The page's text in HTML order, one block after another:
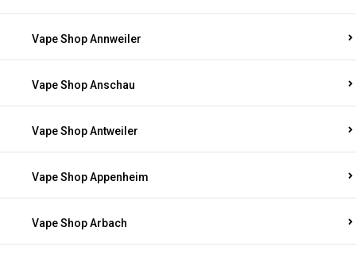
Vape Shop Annweiler
Vape Shop Anschau
Vape Shop Antweiler
Vape Shop Appenheim
Vape Shop Arbach